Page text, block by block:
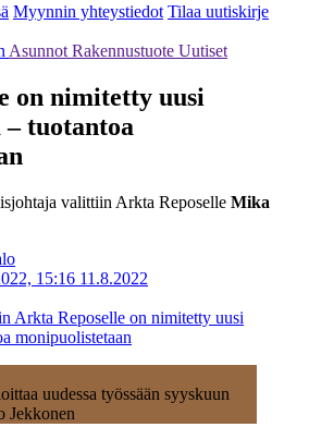
Myynnin yhteystiedot Tilaa uutiskirje
Asunnot Rakennustuote Uutiset
on nimitetty uusi
tuotantoa
valittiin Arkta Reposelle Mika
15:16 11.8.2022
Arkta Reposelle on nimitetty uusi
monipuolistetaan
uudessa työssään syyskuun
Jekkonen